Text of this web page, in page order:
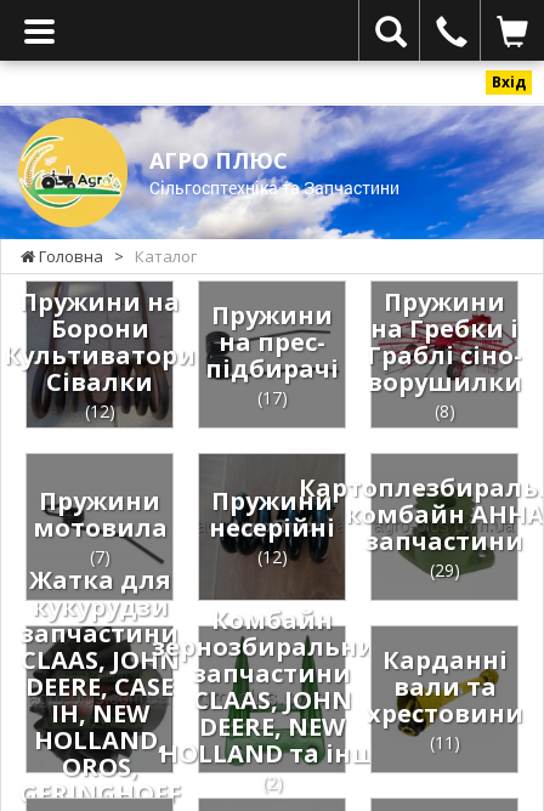
Вхід
АГРО ПЛЮС
Cільгосптехніка та Запчастини
Головна > Каталог
Пружини на
Борони
Культиватори
Сівалки
(12)
Пружини
на прес-
підбирачі
(17)
Пружини
на Гребки і
Граблі сіно-
ворушилки
(8)
Пружини
мотовила
(7)
Пружини
несерійні
(12)
комбайн АННА
запчастини
(29)
Жатка для
кукурудзи
запчастини
CLAAS, JOHN
DEERE, CASE
IH, NEW
HOLLAND,
OROS,
GERINGHOFF
Комбайн
зернозбиральний
запчастини
CLAAS, JOHN
DEERE, NEW
HOLLAND та інші
(2)
Карданні
вали та
хрестовини
(11)